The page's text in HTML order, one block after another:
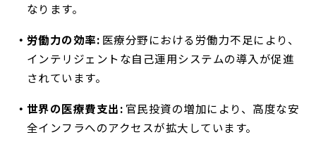
なります。
労働力の効率: 医療分野における労働力不足により、
インテリジェントな自己運用システムの導入が促進
されています。
世界の医療費支出: 官民投資の増加により、高度な安
全インフラへのアクセスが拡大しています。